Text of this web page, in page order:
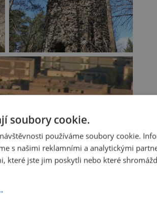
vrcholném období v
než 40 tisíc tun cínu, což
soubory cookie.
používáme soubory cookie.
s našimi reklamními a analytickými
které jste jim poskytli nebo které